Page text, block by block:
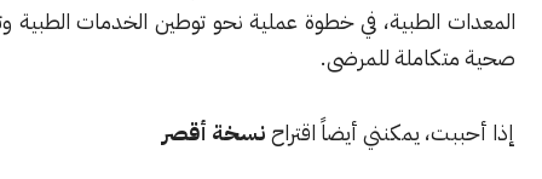
الطبية، في خطوة عملية نحو توطين الخدمات الطبية وتقديم رعاية
للمرضى.
يمكنني أيضاً اقتراحنسخة أقصر